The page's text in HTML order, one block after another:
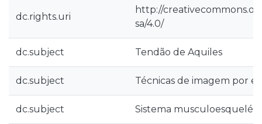
dc.rights.uri
http://
sa/4.0/
dc.subject Tendão de Aquiles
dc.subject Técnicas de imagem por
dc.subject Sistema